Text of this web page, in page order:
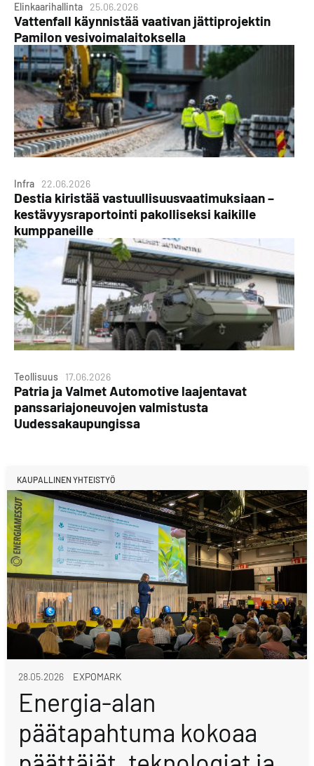
Elinkaarihallinta 25.06.2026
Vattenfall käynnistää vaativan jättiprojektin
Pamilon vesivoimalaitoksella
Infra 22.06.2026
Destia kiristää vastuullisuusvaatimuksiaan –
kestävyysraportointi pakolliseksi kaikille
kumppaneille
Teollisuus 17.06.2026
Patria ja Valmet Automotive laajentavat
panssariajoneuvojen valmistusta
Uudessakaupungissa
KAUPALLINEN YHTEISTYÖ
28.05.2026 EXPOMARK
Energia-alan
päätapahtuma kokoaa